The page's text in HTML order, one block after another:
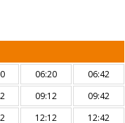
06:20
06:42
09:12
09:42
12:12
12:42